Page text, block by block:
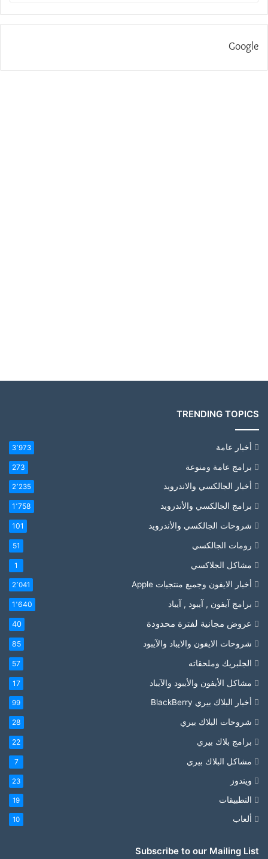
Google
TRENDING TOPICS
أخبار عامة 3٬973
برامج عامة ومنوعة 273
أخبار الجالكسي والاندرويد 2٬235
برامج الجالكسي والأندرويد 1٬758
شروحات الجالكسي والأندرويد 101
رومات الجالكسي 51
مشاكل الجلاكسي 1
أخبار الايفون وجميع منتجيات Apple 2٬041
برامج آيفون , آيبود , آيباد 1٬640
عروض مجانية لفترة محدودة 40
شروحات الايفون والايباد والآيبود 85
الجلبريك وملحقاته 57
مشاكل الأيفون والأيبود والآيباد 17
أخبار البلاك بيري BlackBerry 99
شروحات البلاك بيري 28
برامج بلاك بيري 22
مشاكل البلاك بيري 7
ويندوز 23
التطبيقات 19
ألعاب 10
Subscribe to our Mailing List